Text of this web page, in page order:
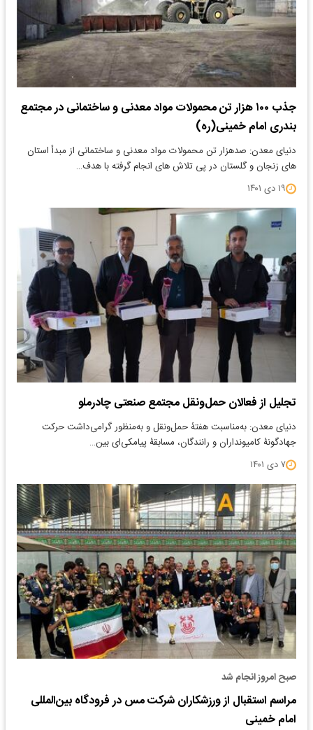
جذب ۱۰۰ هزار تن محمولات مواد معدنی و ساختمانی در مجتمع
بندری امام خمینی(ره)
دنیای معدن: صدهزار تن محمولات مواد معدنی و ساختمانی از مبدأ استان
های زنجان و گلستان در پی تلاش های انجام گرفته با هدف…
۱۹ دی ۱۴۰۱
تجلیل از فعالان حمل‌ونقل مجتمع صنعتی چادرملو
دنیای معدن: به‌مناسبت هفتۀ حمل‌ونقل و به‌منظور گرامی‌داشت حرکت
جهادگونۀ کامیونداران و رانندگان، مسابقۀ پیامکی‌ای بین…
۷ دی ۱۴۰۱
صبح امروز انجام شد
مراسم استقبال از ورزشکاران شرکت مس در فرودگاه بین‌المللی
امام خمینی